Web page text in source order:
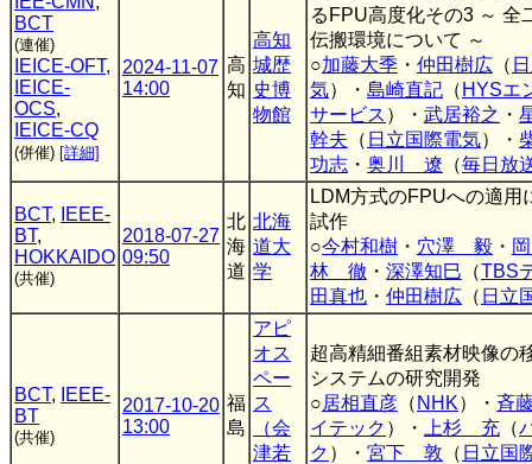
BCT
(連催)
IEICE-OFT,
IEICE-
OCS,
IEICE-CQ
(併催) [詳細]
2024-11-07
14:00
高
知
高知
城歴
史博
物館
るFPU高度化その3 ～ 全
伝搬環境について ～
○加藤大季 ・ 仲田樹広 （
気）・ 島崎直記 （ HYSエ
サービス ）・ 武居裕之 ・
幹夫 （ 日立国際電気）・
功志 ・ 奥川 遼 （毎日放
BCT,
IEEE-
BT,
HOKKAIDO
(共催)
2018-07-27
09:50
北
海
道
北海
道大
学
LDM方式のFPUへの適用
試作
○今村和樹 ・ 穴澤 毅 ・
林 徹 ・ 深澤知巳 （TBS
田真也 ・ 仲田樹広 （ 日立
BCT,
IEEE-
BT
(共催)
2017-10-20
13:00
福
島
アピ
オス
ペー
ス
（会
津若
超高精細番組素材映像の
システムの研究開発
○居相直彦 （ NHK）・ 斉
イテック ）・ 上杉 充 （
ク ）・ 宮下 敦 （ 日立国